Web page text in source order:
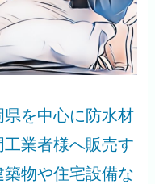
を中心に防水材
業者様へ販売す
物や住宅設備な